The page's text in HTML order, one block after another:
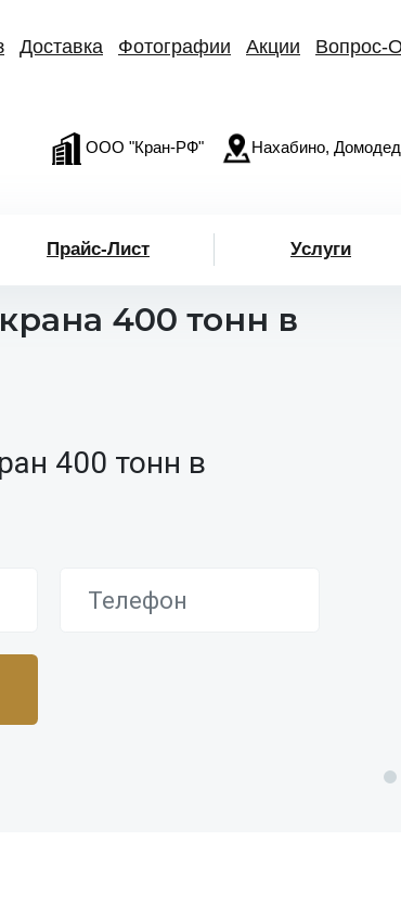
Доставка Фотографии Акции Вопрос-
ООО "Кран-РФ" Нахабино,
Прайс-Лист Услуги
400 тонн в
400 тонн в